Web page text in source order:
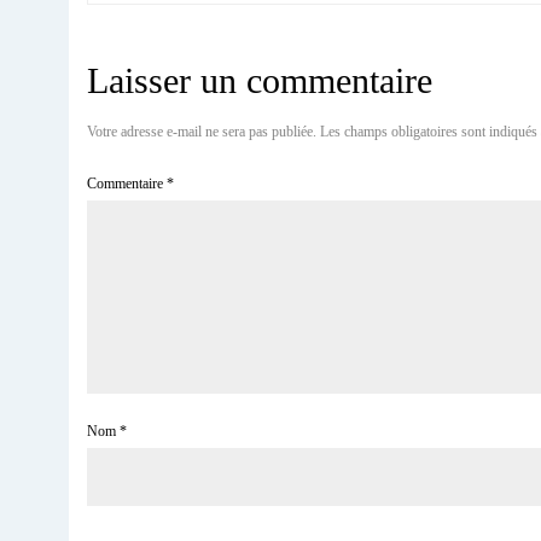
Laisser un commentaire
Votre adresse e-mail ne sera pas publiée. Les champs obligatoires sont indiqués
Commentaire *
Nom *